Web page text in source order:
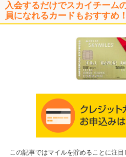
入会するだけでスカイチーム
員になれるカードもおすすめ！
この記事ではマイルを貯めることに注